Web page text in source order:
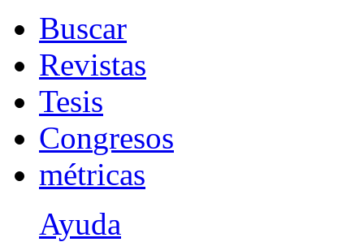
Buscar
Revistas
Tesis
Congresos
métricas
Ayuda